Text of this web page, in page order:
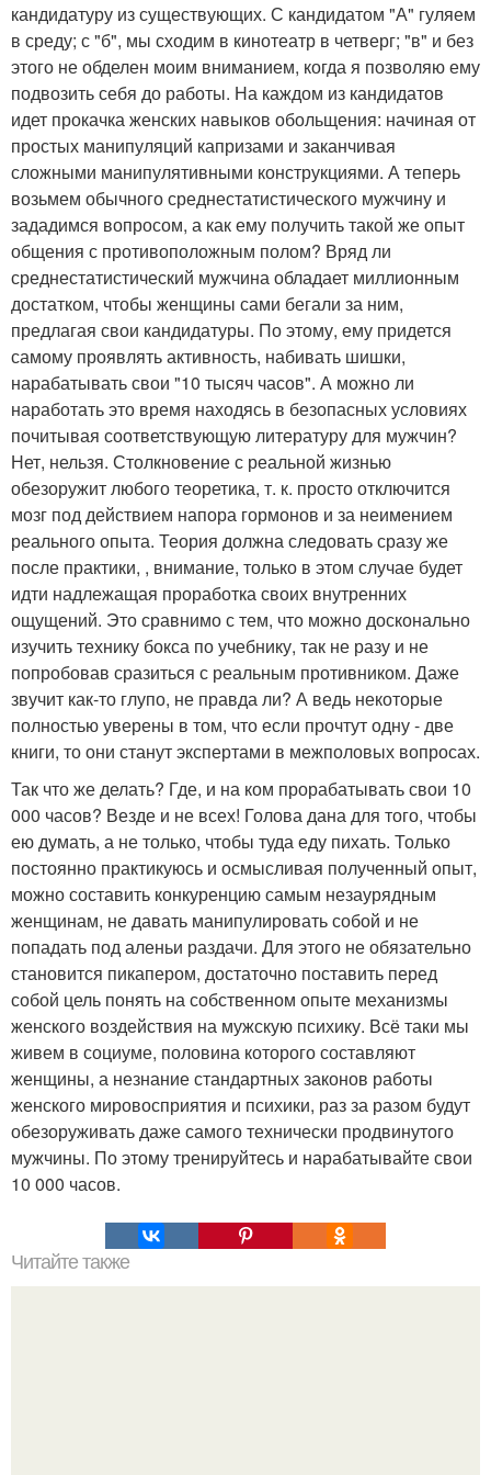
кандидатуру из существующих. С кандидатом "А" гуляем
в среду; с "б", мы сходим в кинотеатр в четверг; "в" и без
этого не обделен моим вниманием, когда я позволяю ему
подвозить себя до работы. На каждом из кандидатов
идет прокачка женских навыков обольщения: начиная от
простых манипуляций капризами и заканчивая
сложными манипулятивными конструкциями. А теперь
возьмем обычного среднестатистического мужчину и
зададимся вопросом, а как ему получить такой же опыт
общения с противоположным полом? Вряд ли
среднестатистический мужчина обладает миллионным
достатком, чтобы женщины сами бегали за ним,
предлагая свои кандидатуры. По этому, ему придется
самому проявлять активность, набивать шишки,
нарабатывать свои "10 тысяч часов". А можно ли
наработать это время находясь в безопасных условиях
почитывая соответствующую литературу для мужчин?
Нет, нельзя. Столкновение с реальной жизнью
обезоружит любого теоретика, т. к. просто отключится
мозг под действием напора гормонов и за неимением
реального опыта. Теория должна следовать сразу же
после практики, , внимание, только в этом случае будет
идти надлежащая проработка своих внутренних
ощущений. Это сравнимо с тем, что можно досконально
изучить технику бокса по учебнику, так не разу и не
попробовав сразиться с реальным противником. Даже
звучит как-то глупо, не правда ли? А ведь некоторые
полностью уверены в том, что если прочтут одну - две
книги, то они станут экспертами в межполовых вопросах.
Так что же делать? Где, и на ком прорабатывать свои 10
000 часов? Везде и не всех! Голова дана для того, чтобы
ею думать, а не только, чтобы туда еду пихать. Только
постоянно практикуюсь и осмысливая полученный опыт,
можно составить конкуренцию самым незаурядным
женщинам, не давать манипулировать собой и не
попадать под аленьи раздачи. Для этого не обязательно
становится пикапером, достаточно поставить перед
собой цель понять на собственном опыте механизмы
женского воздействия на мужскую психику. Всё таки мы
живем в социуме, половина которого составляют
женщины, а незнание стандартных законов работы
женского мировосприятия и психики, раз за разом будут
обезоруживать даже самого технически продвинутого
мужчины. По этому тренируйтесь и нарабатывайте свои
10 000 часов.
Читайте также